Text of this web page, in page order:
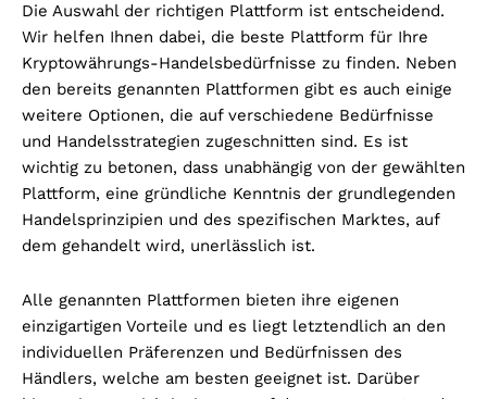
Die Auswahl der richtigen Plattform ist entscheidend.
Wir helfen Ihnen dabei, die beste Plattform für Ihre
Kryptowährungs-Handelsbedürfnisse zu finden. Neben
den bereits genannten Plattformen gibt es auch einige
weitere Optionen, die auf verschiedene Bedürfnisse
und Handelsstrategien zugeschnitten sind. Es ist
wichtig zu betonen, dass unabhängig von der gewählten
Plattform, eine gründliche Kenntnis der grundlegenden
Handelsprinzipien und des spezifischen Marktes, auf
dem gehandelt wird, unerlässlich ist.
Alle genannten Plattformen bieten ihre eigenen
einzigartigen Vorteile und es liegt letztendlich an den
individuellen Präferenzen und Bedürfnissen des
Händlers, welche am besten geeignet ist. Darüber